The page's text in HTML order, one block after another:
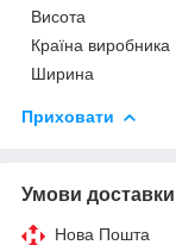
Висота
Країна виробника
Ширина
Приховати
Умови доставки
Нова Пошта